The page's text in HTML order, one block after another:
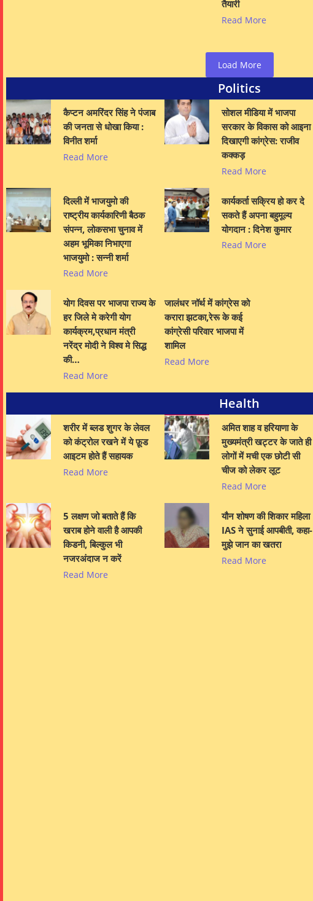
तैयारी
Read More
Load More
Politics
कैप्टन अमरिंदर सिंह ने पंजाब
की जनता से धोखा किया :
विनीत शर्मा
Read More
सोशल मीडिया में भाजपा
सरकार के विकास को आइना
दिखाएगी कांग्रेस: राजीव
कक्कड़
Read More
दिल्ली में भाजयुमो की
राष्ट्रीय कार्यकारिणी बैठक
संपन्न, लोकसभा चुनाव में
अहम भूमिका निभाएगा
भाजयुमो : सन्नी शर्मा
Read More
कार्यकर्ता सक्रिय हो कर दे
सकते हैं अपना बहुमूल्य
योगदान : दिनेश कुमार
Read More
योग दिवस पर भाजपा राज्य के
हर जिले मे करेगी योग
कार्यक्रम,प्रधान मंत्री
नरेंद्र मोदी ने विश्व मे सिद्ध
की…
Read More
जालंधर नॉर्थ में कांग्रेस को
करारा झटका,रेरू के कई
कांग्रेसी परिवार भाजपा में
शामिल
Read More
Health
शरीर में ब्लड शुगर के लेवल
को कंट्रोल रखने में ये फ़ूड
आइटम होते हैं सहायक
Read More
अमित शाह व हरियाणा के
मुख्यमंत्री खट्टर के जाते ही
लोगों में मची एक छोटी सी
चीज को लेकर लूट
Read More
5 लक्षण जो बताते हैं कि
खराब होने वाली है आपकी
किडनी, बिल्कुल भी
नजरअंदाज न करें
Read More
यौन शोषण की शिकार महिला
IAS ने सुनाई आपबीती, कहा-
मुझे जान का खतरा
Read More